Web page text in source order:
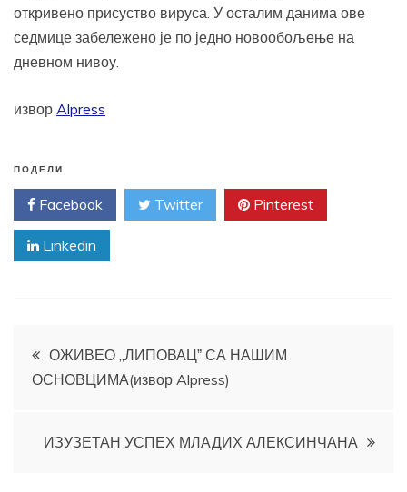
откривено присуство вируса. У осталим данима ове
седмице забележено је по једно новообољење на
дневном нивоу.
извор Alpress
ПОДЕЛИ
Facebook Twitter Pinterest
Linkedin
Кретање
чланка
ОЖИВЕО „ЛИПОВАЦˮ СА НАШИМ
ОСНОВЦИМА(извор Alpress)
ИЗУЗЕТАН УСПЕХ МЛАДИХ АЛЕКСИНЧАНА